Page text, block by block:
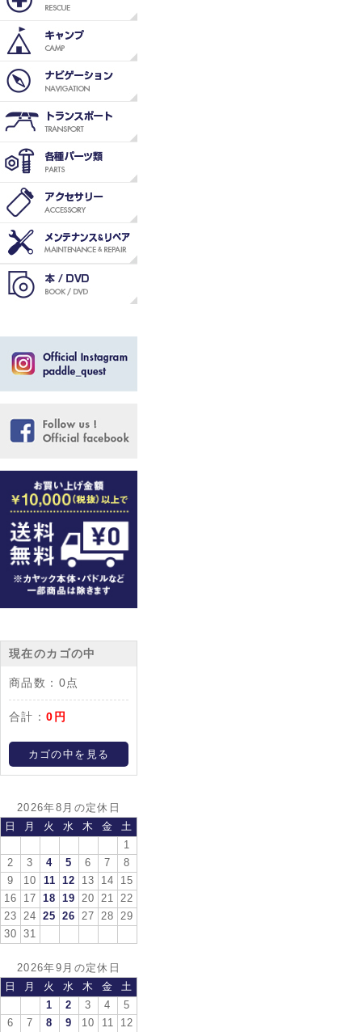
現在のカゴの中
商品数： 0点
合計：0円
カゴの中を見る
2026年8月の定休日
日
月 火 水 木 金
土
1
2
3 4 5 6 7
8
9
10 11 12 13 14
15
16
17 18 19 20 21
22
23
24 25 26 27 28
29
30
31
2026年9月の定休日
日
月 火 水 木 金
土
1
2 3 4
5
6
7 8 9 10 11
12